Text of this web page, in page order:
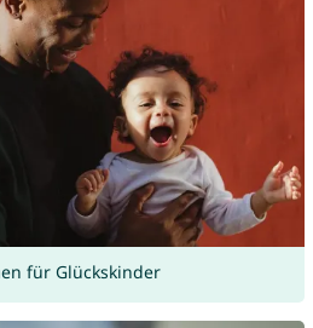
für Glückskinder